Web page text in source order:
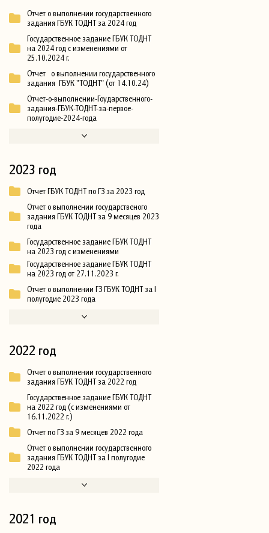
Отчет о выполнении государственного
задания ГБУК ТОДНТ за 2024 год
Государственное задание ГБУК ТОДНТ
на 2024 год с изменениями от
25.10.2024 г.
Отчет о выполнении государственного
задания ГБУК "ТОДНТ" (от 14.10.24)
Отчет-о-выполнении-Гоударственного-
задания-ГБУК-ТОДНТ-за-первое-
полугодие-2024-года
2023 год
Отчет ГБУК ТОДНТ по ГЗ за 2023 год
Отчет о выполнении государственого
задания ГБУК ТОДНТ за 9 месяцев 2023
года
Государственное задание ГБУК ТОДНТ
на 2023 год с изменениями
Государственное задание ГБУК ТОДНТ
на 2023 год от 27.11.2023 г.
Отчет о выполнении ГЗ ГБУК ТОДНТ за I
полугодие 2023 года
2022 год
Отчет о выполнении государственного
задания ГБУК ТОДНТ за 2022 год
Государственное задание ГБУК ТОДНТ
на 2022 год (с изменениями от
16.11.2022 г.)
Отчет по ГЗ за 9 месяцев 2022 года
Отчет о выполнении государственного
задания ГБУК ТОДНТ за I полугодие
2022 года
2021 год